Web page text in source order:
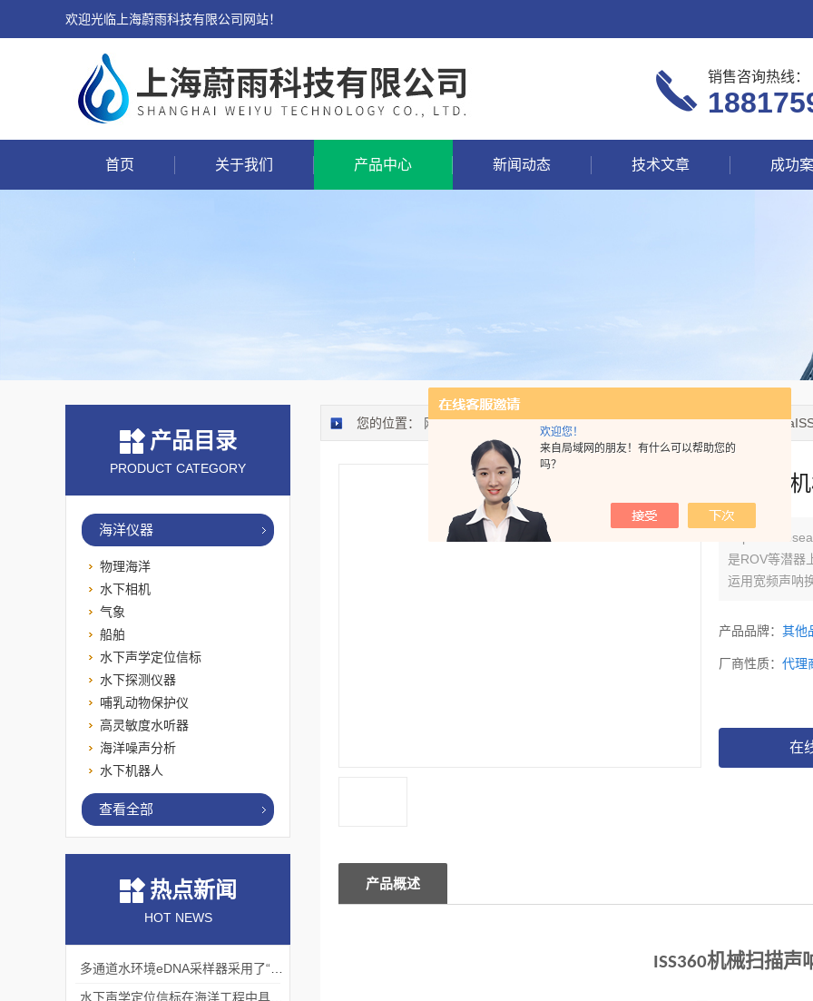
欢迎您！
来自局域网的朋友！有什么可以帮助您的
吗？
欢迎光临上海蔚雨科技有限公司网站！
销售咨询热线：
首页 关于我们 产品中心 新闻动态 技术文章 成功
您的位置： 网站首页>产品中心>海洋仪器>物理海洋> 英国Impact
ISS360
Impact
是ROV等潜器
运用宽频声呐
产品品牌： 其他
厂商性质： 代理
在
产品概述
ISS360机械扫描声
产品目录
PRODUCT CATEGORY
海洋仪器
物理海洋
水下相机
气象
船舶
水下声学定位信标
水下探测仪器
哺乳动物保护仪
高灵敏度水听器
海洋噪声分析
水下机器人
查看全部
热点新闻
HOT NEWS